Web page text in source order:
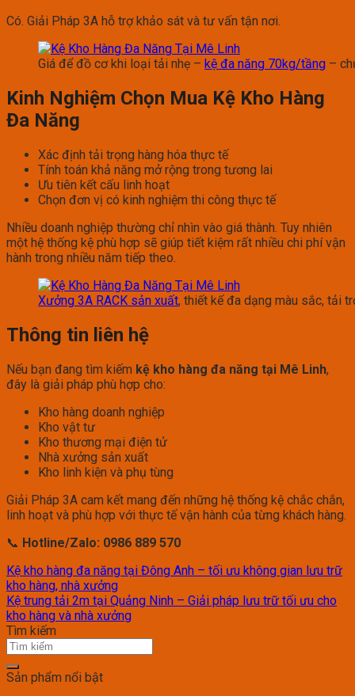
Có. Giải Pháp 3A hỗ trợ khảo sát và tư vấn tận nơi.
Giá để đồ cơ khi loại tải nhẹ – kệ đa năng 70kg/tầng –
Kinh Nghiệm Chọn Mua Kệ Kho Hàng
Đa Năng
Xác định tải trọng hàng hóa thực tế
Tính toán khả năng mở rộng trong tương lai
Ưu tiên kết cấu linh hoạt
Chọn đơn vị có kinh nghiệm thi công thực tế
Nhiều doanh nghiệp thường chỉ nhìn vào giá thành. Tuy nhiên
một hệ thống kệ phù hợp sẽ giúp tiết kiệm rất nhiều chi phí vận
hành trong nhiều năm tiếp theo.
Xưởng 3A RACK sản xuất, thiết kế đa dạng màu sắc, tải
Thông tin liên hệ
Nếu bạn đang tìm kiếm kệ kho hàng đa năng tại Mê Linh,
đây là giải pháp phù hợp cho:
Kho hàng doanh nghiệp
Kho vật tư
Kho thương mại điện tử
Nhà xưởng sản xuất
Kho linh kiện và phụ tùng
Giải Pháp 3A cam kết mang đến những hệ thống kệ chắc chắn,
linh hoạt và phù hợp với thực tế vận hành của từng khách hàng.
📞 Hotline/Zalo: 0986 889 570
Kệ kho hàng đa năng tại Đông Anh – tối ưu không gian lưu trữ
kho hàng, nhà xưởng
Kệ trung tải 2m tại Quảng Ninh – Giải pháp lưu trữ tối ưu cho
kho hàng và nhà xưởng
Tìm kiếm
Sản phẩm nổi bật